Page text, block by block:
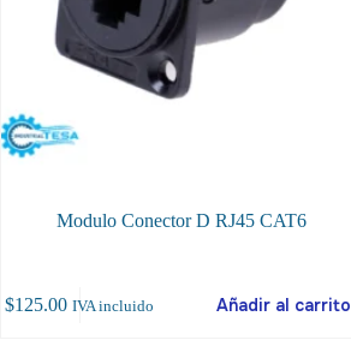
Modulo Conector D RJ45 CAT6
$125.00 IVA incluido Añadir al carrito